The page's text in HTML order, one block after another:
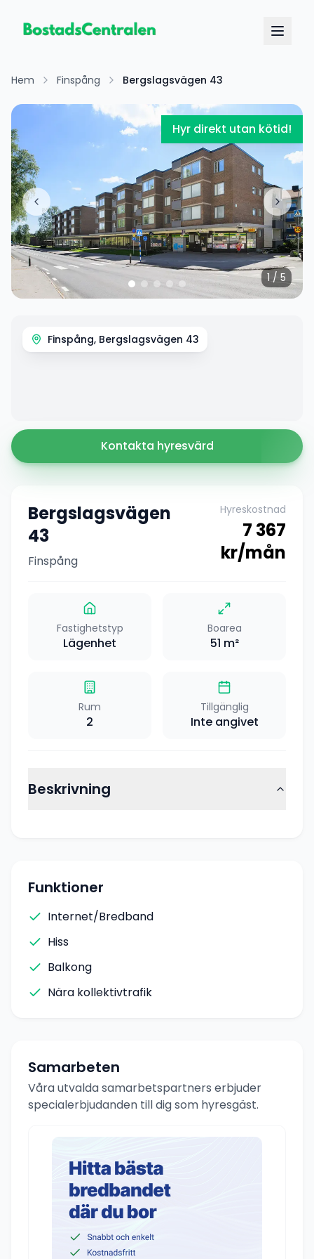
Hem Finspång Bergslagsvägen 43
Hyr direkt utan kötid!
1 / 5
Finspång, Bergslagsvägen 43
Kontakta hyresvärd
Bergslagsvägen
43
Finspång
Hyreskostnad
7 367
kr/mån
Fastighetstyp
Lägenhet
Boarea
51 m²
Rum
2
Tillgänglig
Inte angivet
Beskrivning
Funktioner
Internet/Bredband
Hiss
Balkong
Nära kollektivtrafik
Samarbeten
Våra utvalda samarbetspartners erbjuder
specialerbjudanden till dig som hyresgäst.